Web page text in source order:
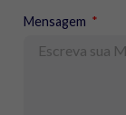
Mensagem